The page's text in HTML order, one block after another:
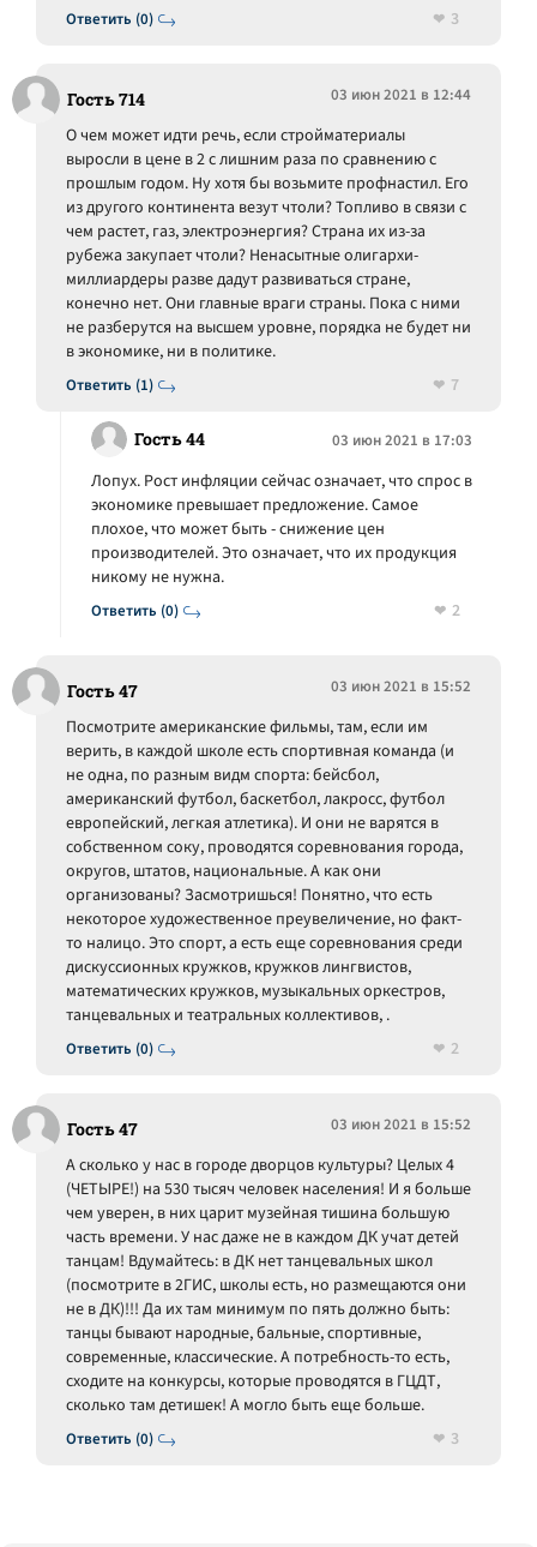
Ответить (0)
3
Гость 714 03 июн 2021 в 12:44
Ответить (1)
О чем может идти речь, если стройматериалы
выросли в цене в 2 с лишним раза по сравнению с
прошлым годом. Ну хотя бы возьмите профнастил. Его
из другого континента везут чтоли? Топливо в связи с
чем растет, газ, электроэнергия? Страна их из-за
рубежа закупает чтоли? Ненасытные олигархи-
миллиардеры разве дадут развиваться стране,
конечно нет. Они главные враги страны. Пока с ними
не разберутся на высшем уровне, порядка не будет ни
в экономике, ни в политике.
7
Гость 44 03 июн 2021 в 17:03
Ответить (0)
Лопух. Рост инфляции сейчас означает, что спрос в
экономике превышает предложение. Самое
плохое, что может быть - снижение цен
производителей. Это означает, что их продукция
никому не нужна.
2
Гость 47 03 июн 2021 в 15:52
Ответить (0)
Посмотрите американские фильмы, там, если им
верить, в каждой школе есть спортивная команда (и
не одна, по разным видм спорта: бейсбол,
американский футбол, баскетбол, лакросс, футбол
европейский, легкая атлетика). И они не варятся в
собственном соку, проводятся соревнования города,
округов, штатов, национальные. А как они
организованы? Засмотришься! Понятно, что есть
некоторое художественное преувеличение, но факт-
то налицо. Это спорт, а есть еще соревнования среди
дискуссионных кружков, кружков лингвистов,
математических кружков, музыкальных оркестров,
танцевальных и театральных коллективов, .
2
Гость 47 03 июн 2021 в 15:52
Ответить (0)
А сколько у нас в городе дворцов культуры? Целых 4
(ЧЕТЫРЕ!) на 530 тысяч человек населения! И я больше
чем уверен, в них царит музейная тишина большую
часть времени. У нас даже не в каждом ДК учат детей
танцам! Вдумайтесь: в ДК нет танцевальных школ
(посмотрите в 2ГИС, школы есть, но размещаются они
не в ДК)!!! Да их там минимум по пять должно быть:
танцы бывают народные, бальные, спортивные,
современные, классические. А потребность-то есть,
сходите на конкурсы, которые проводятся в ГЦДТ,
сколько там детишек! А могло быть еще больше.
3